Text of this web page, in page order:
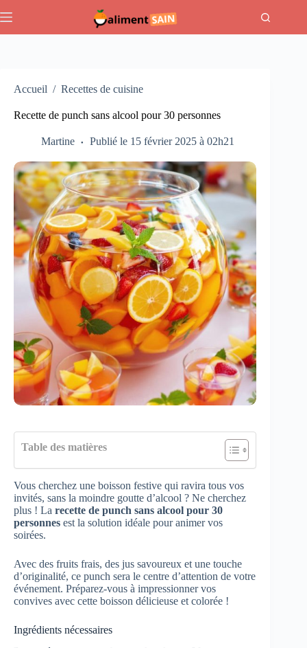
au
Accueil / Recettes de cuisine
Recette de punch sans alcool pour 30 personnes
Martine Publié le 15 février 2025 à 02h21
Table des matières
Vous cherchez une boisson festive qui ravira tous vos
invités, sans la moindre goutte d’alcool ? Ne cherchez
plus ! La recette de punch sans alcool pour 30
personnes est la solution idéale pour animer vos
soirées.
Avec des fruits frais, des jus savoureux et une touche
d’originalité, ce punch sera le centre d’attention de votre
événement. Préparez-vous à impressionner vos
convives avec cette boisson délicieuse et colorée !
Ingrédients nécessaires